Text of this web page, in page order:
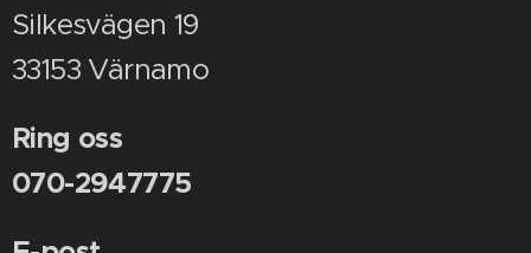
Silkesvägen 19
33153 Värnamo
Ring oss
070-2947775